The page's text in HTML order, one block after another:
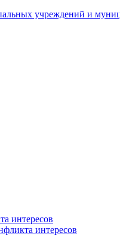
учреждений и
интересов
интересов